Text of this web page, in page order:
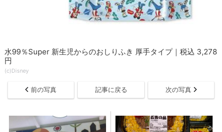
水99％Super 新生児からのおしりふき 厚手タイプ｜税込 3,278
円
(c)Disney
前の写真 記事に戻る 次の写真